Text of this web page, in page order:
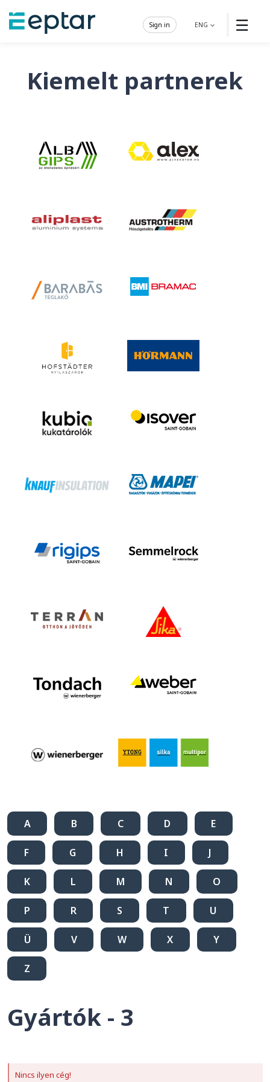
☰
ENG
Sign in
Kiemelt partnerek
A B C D E
F G H I J
K L M N O
P R S T U
Ü V W X Y
Z
Gyártók - 3
Nincs ilyen cég!